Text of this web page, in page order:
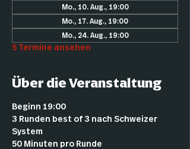
Mo., 10. Aug., 19:00
Mo., 17. Aug., 19:00
Mo., 24. Aug., 19:00
5 Termine ansehen
Über die Veranstaltung
Beginn 19:00
3 Runden best of 3 nach Schweizer
System
50 Minuten pro Runde